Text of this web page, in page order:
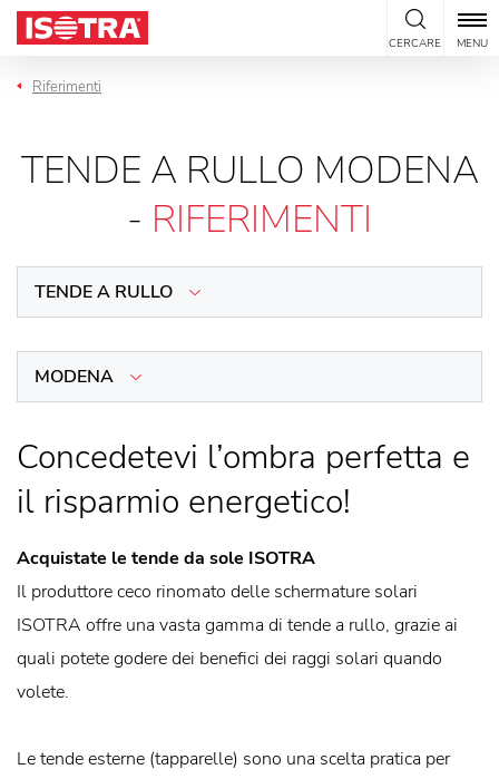
Vai al contenuto
CERCARE MENU
Riferimenti
TENDE A RULLO MODENA
- RIFERIMENTI
TENDE A RULLO
MODENA
Concedetevi l’ombra perfetta e
il risparmio energetico!
Acquistate le tende da sole ISOTRA
Il produttore ceco rinomato delle schermature solari
ISOTRA offre una vasta gamma di tende a rullo, grazie ai
quali potete godere dei benefici dei raggi solari quando
volete.
Le tende esterne (tapparelle) sono una scelta pratica per